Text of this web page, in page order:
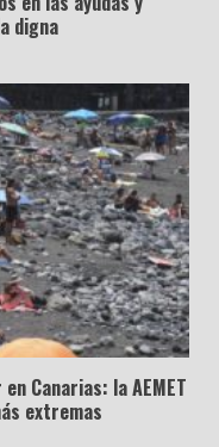
digna
Canarias: la AEMET
extremas